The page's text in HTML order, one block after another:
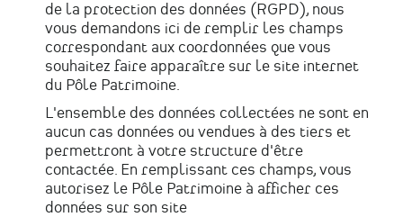
de la protection des données (RGPD), nous
vous demandons ici de remplir les champs
correspondant aux coordonnées que vous
souhaitez faire apparaître sur le site internet
du Pôle Patrimoine.
L'ensemble des données collectées ne sont en
aucun cas données ou vendues à des tiers et
permettront à votre structure d'être
contactée. En remplissant ces champs, vous
autorisez le Pôle Patrimoine à afficher ces
données sur son site